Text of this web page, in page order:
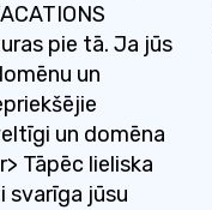
pie tā. Ja jūs
un
un domēna
Tāpēc lieliska
svarīga jūsu